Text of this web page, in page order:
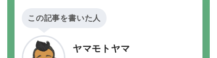
この記事を書いた人
ヤマモトヤマ